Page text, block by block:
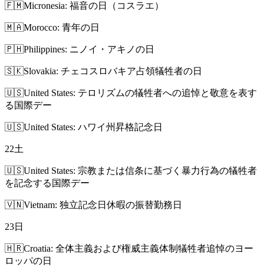
🇫🇲Micronesia: 福音の日（コスラエ）
🇲🇦Morocco: 青年の日
🇵🇭Philippines: ニノイ・アキノの日
🇸🇰Slovakia: チェコスロバキア占領犠牲者の日
🇺🇸United States: テロリズムの犠牲者への追悼と敬意を表す
る国際デー
🇺🇸United States: ハワイ州昇格記念日
22土
🇺🇸United States: 宗教または信条に基づく暴力行為の犠牲者
を記念する国際デー
🇻🇳Vietnam: 独立記念日休暇の振替勤務日
23日
🇭🇷Croatia: 全体主義および権威主義体制犠牲者追悼のヨー
ロッパの日